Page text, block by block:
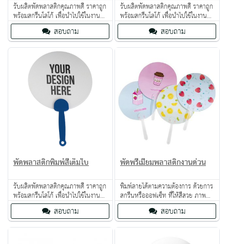
รับผลิตพัดพลาสติกคุณภาพดี ราคาถูก
พร้อมสกรีนโลโก้ เพื่อนำไปใช้ในงาน
โปรโมทหรือของชำร่วย พัดพลาสติก
สกรีนโลโก้ งานด่วนภายใน 7 วัน
สอบถาม
รับผลิตพัดพลาสติกคุณภาพดี ราคาถูก
พร้อมสกรีนโลโก้ เพื่อนำไปใช้ในงาน
โปรโมทหรือของชำร่วย พัดพลาสติก
สกรีนโลโก้ งานด่วนภายใน 7 วัน
สอบถาม
พัดพลาสติกพิมพ์สีเต็มใบ
รับผลิตพัดพลาสติกคุณภาพดี ราคาถูก
พร้อมสกรีนโลโก้ เพื่อนำไปใช้ในงาน
โปรโมทหรือของชำร่วย พัดพลาสติก
สกรีนโลโก้ งานด่วนภายใน 7 วัน
สอบถาม
พัดพรีเมี่ยมพลาสติกงานด่วน
พิมพ์ลายได้ตามความต้องการ ด้วยการ
สกรีนหรือออฟเซ็ท ที่ให้สีสวย ภาพ
เหมือนรูปถ่าย ขนาดของพัดพลาสติก
ที่นิยม คือ 6, 6.5 และ 7 นิ้ว หรือแล้ว
แต่ความต้องการของลูกค้า
สอบถาม